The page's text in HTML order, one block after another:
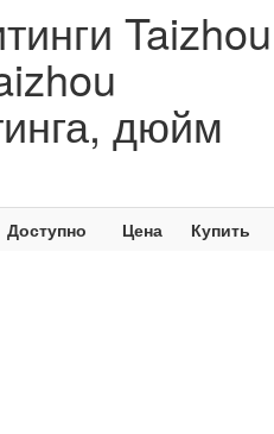
Taizhou
дюйм
Доступно Цена Купить